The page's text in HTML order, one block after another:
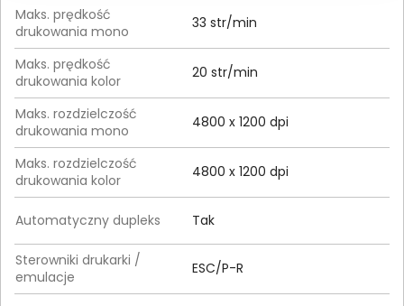
Maks. prędkość
drukowania mono
33 str/min
Maks. prędkość
drukowania kolor
20 str/min
Maks. rozdzielczość
drukowania mono
4800 x 1200 dpi
Maks. rozdzielczość
drukowania kolor
4800 x 1200 dpi
Automatyczny dupleks Tak
Sterowniki drukarki /
emulacje
ESC/P-R